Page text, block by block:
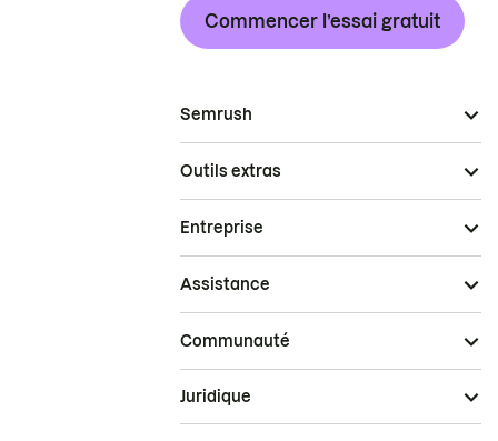
Commencer l’essai gratuit
Semrush
Outils extras
Entreprise
Assistance
Communauté
Juridique